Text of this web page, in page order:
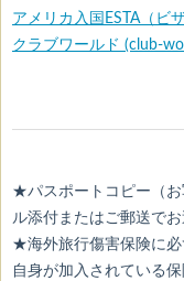
アメリカ入国ESTA（ビ
クラブワールド (club-
★パスポートコピー（お
ル添付またはご郵送でお
★海外旅行傷害保険に
自身が加入されている